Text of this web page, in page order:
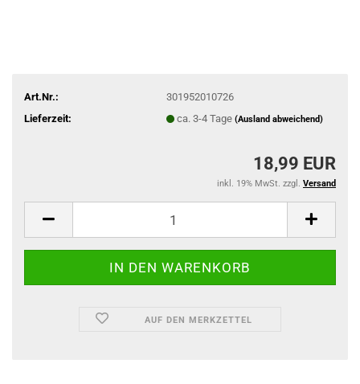
Art.Nr.:
301952010726
Lieferzeit:
ca. 3-4 Tage (Ausland abweichend)
18,99 EUR
inkl. 19% MwSt. zzgl. Versand
AUF DEN MERKZETTEL